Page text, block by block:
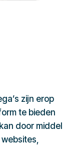
zijn erop
te bieden
door middel